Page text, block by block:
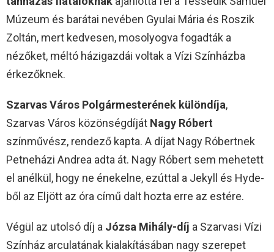
Múzeum és barátai nevében Gyulai Mária és Roszik
Zoltán, mert kedvesen, mosolyogva fogadták a
nézőket, méltó házigazdái voltak a Vízi Színházba
érkezőknek.
Szarvas Város Polgármesterének különdíja,
Szarvas Város közönségdíját Nagy Róbert
színművész, rendező kapta. A díjat Nagy Róbertnek
Petneházi Andrea adta át. Nagy Róbert sem mehetett
el anélkül, hogy ne énekelne, ezúttal a Jekyll és Hyde-
ből az Eljött az óra című dalt hozta erre az estére.
Végül az utolsó díj a Józsa Mihály-díj a Szarvasi Vízi
Színház arculatának kialakításában nagy szerepet